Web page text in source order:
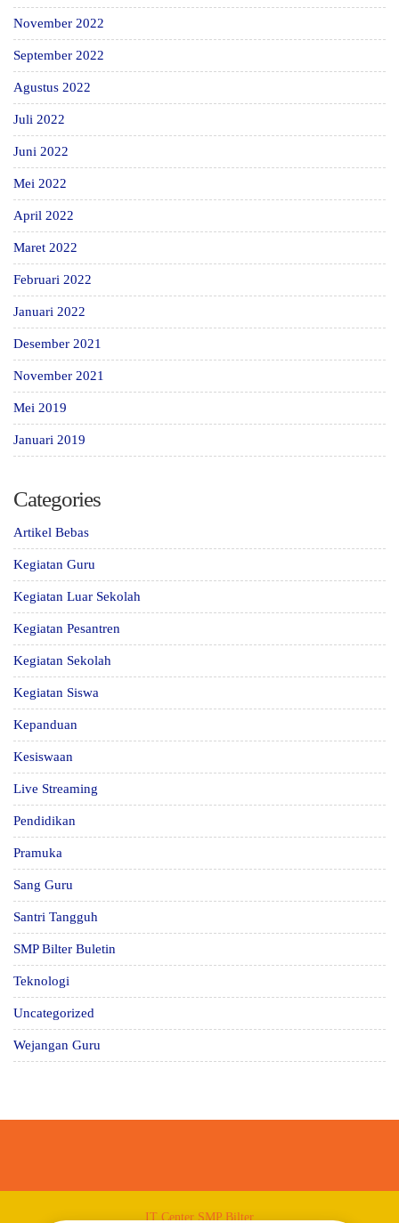
November 2022
September 2022
Agustus 2022
Juli 2022
Juni 2022
Mei 2022
April 2022
Maret 2022
Februari 2022
Januari 2022
Desember 2021
November 2021
Mei 2019
Januari 2019
Categories
Artikel Bebas
Kegiatan Guru
Kegiatan Luar Sekolah
Kegiatan Pesantren
Kegiatan Sekolah
Kegiatan Siswa
Kepanduan
Kesiswaan
Live Streaming
Pendidikan
Pramuka
Sang Guru
Santri Tangguh
SMP Bilter Buletin
Teknologi
Uncategorized
Wejangan Guru
IT Center SMP Bilter